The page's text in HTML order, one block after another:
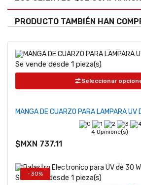
PRODUCTO TAMBIÉN HAN
Se vende desde 1 pieza(s)
Seleccionar
MANGA DE CUARZO PARA LAMPARA UV
4 Opinione(s)
$MXN 737.11
-30%
Se vende desde 1 pieza(s)